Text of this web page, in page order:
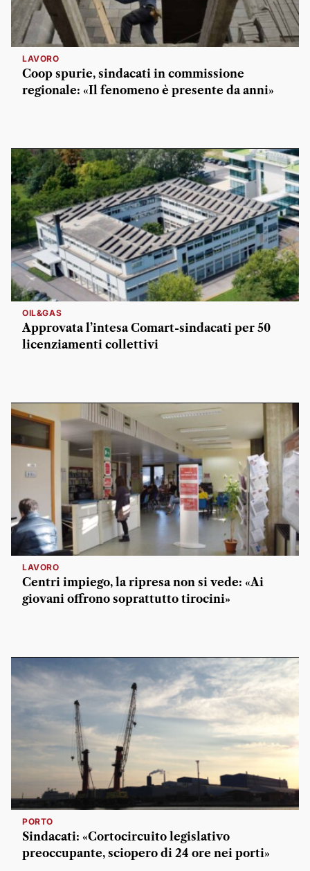
LAVORO
Coop spurie, sindacati in commissione
regionale: «Il fenomeno è presente da anni»
OIL&GAS
Approvata l’intesa Comart-sindacati per 50
licenziamenti collettivi
LAVORO
Centri impiego, la ripresa non si vede: «Ai
giovani offrono soprattutto tirocini»
PORTO
Sindacati: «Cortocircuito legislativo
preoccupante, sciopero di 24 ore nei porti»